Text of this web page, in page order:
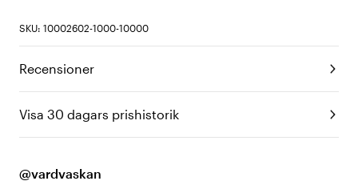
SKU: 10002602-1000-10000
Recensioner
Visa 30 dagars prishistorik
@vardvaskan